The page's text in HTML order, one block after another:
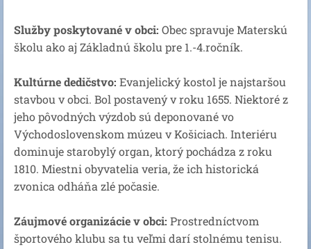
Služby poskytované v obci: Obec spravuje Materskú
školu ako aj Základnú školu pre 1.-4.ročník.
Kultúrne dedičstvo: Evanjelický kostol je najstaršou
stavbou v obci. Bol postavený v roku 1655. Niektoré z
jeho pôvodných výzdob sú deponované vo
Východoslovenskom múzeu v Košiciach. Interiéru
dominuje starobylý organ, ktorý pochádza z roku
1810. Miestni obyvatelia veria, že ich historická
zvonica odháňa zlé počasie.
Záujmové organizácie v obci: Prostredníctvom
športového klubu sa tu veľmi darí stolnému tenisu.